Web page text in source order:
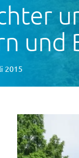
und
2015